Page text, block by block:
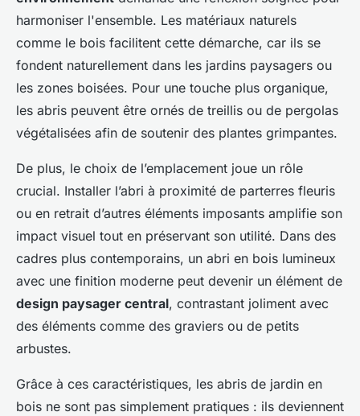
harmoniser l'ensemble. Les matériaux naturels
comme le bois facilitent cette démarche, car ils se
fondent naturellement dans les jardins paysagers ou
les zones boisées. Pour une touche plus organique,
les abris peuvent être ornés de treillis ou de pergolas
végétalisées afin de soutenir des plantes grimpantes.
De plus, le choix de l’emplacement joue un rôle
crucial. Installer l’abri à proximité de parterres fleuris
ou en retrait d’autres éléments imposants amplifie son
impact visuel tout en préservant son utilité. Dans des
cadres plus contemporains, un abri en bois lumineux
avec une finition moderne peut devenir un élément de
design paysager central, contrastant joliment avec
des éléments comme des graviers ou de petits
arbustes.
Grâce à ces caractéristiques, les abris de jardin en
bois ne sont pas simplement pratiques : ils deviennent